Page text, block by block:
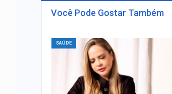
Você Pode Gostar Também
SAÚDE